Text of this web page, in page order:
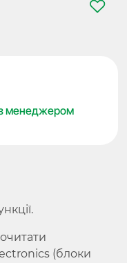
менеджером
(блоки